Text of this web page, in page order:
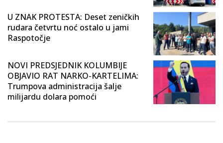
U ZNAK PROTESTA: Deset zeničkih
rudara četvrtu noć ostalo u jami
Raspotočje
NOVI PREDSJEDNIK KOLUMBIJE
OBJAVIO RAT NARKO-KARTELIMA:
Trumpova administracija šalje
milijardu dolara pomoći